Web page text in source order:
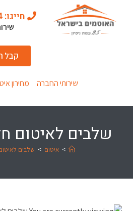
חייגו: 054-802-3674
קבל
שירותי החברה מחירון
שלבים לאיטום
> איטום > שלבים